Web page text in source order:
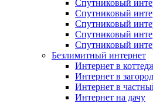
Спутниковый
Спутниковый
Спутниковый
Спутниковый
Спутниковый
Безлимитный интернет
Интернет в
Интернет в
Интернет в
Интернет на дачу